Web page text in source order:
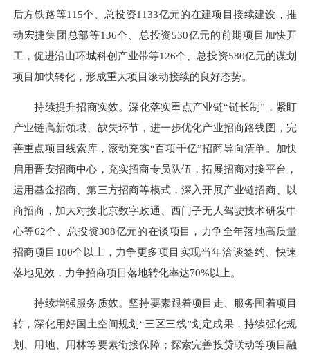
后方铁路等115个、总投资1133亿元的在建项目接续建设，推
动宏捷集团总部等136个、总投资530亿元的前期项目加快开
工，促进沿山环城科创产业带等126个、总投资580亿元的谋划
项目加快转化，形成重大项目滚动接续的良好态势。
持续提升招商实效。深化落实重点产业链“链长制”，紧盯
产业链高新领域、缺失环节，进一步优化产业招商路线图，完
善重点项目线索库，滚动充实“百项千亿”招商导向清单。加快
启用晋安招商中心，充实招商专员队伍，拓展招商对接平台，
运用基金招商、第三方招商等模式，深入开展产业链招商、以
商招商，加大对接北京数字政通、西门子无人驾驶技术研发中
心等62个、总投资308亿元的在谈项目，力争全年落地高质量
招商项目100个以上，力争更多项目实现当年洽谈签约、快速
落地见效，力争招商项目落地转化率达70%以上。
持续增强服务质效。坚持要素跟着项目走、服务围着项目
转，深化用好国土空间规划“三区三线”划定成果，持续强化规
划、用地、用林等要素衔接保障；探索完善投贷联动等项目融